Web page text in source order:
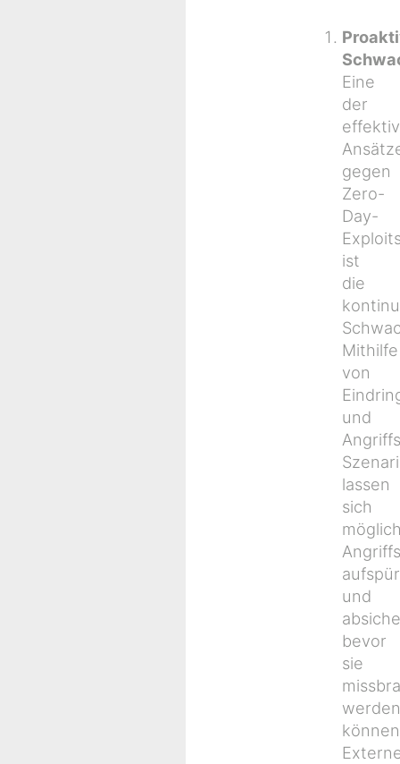
Eine
der
gegen
Zero-
Day-
ist
die
Mithilfe
von
und
lassen
sich
und
bevor
sie
werden